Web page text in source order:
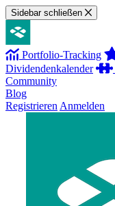
Sidebar schließen
Portfolio-Tracking
Dividendenkalender
Community
Blog
Registrieren Anmelden